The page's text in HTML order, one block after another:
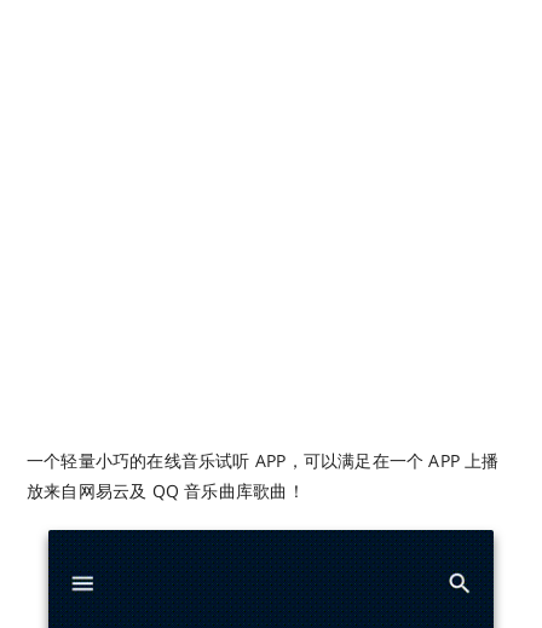
一个轻量小巧的在线音乐试听 APP，可以满足在一个 APP 上播
放来自网易云及 QQ 音乐曲库歌曲！